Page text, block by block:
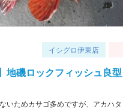
イシグロ伊東店
地磯ロックフィッシュ良